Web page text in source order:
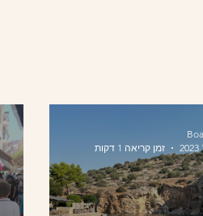
זמן קריאה 1 דקות